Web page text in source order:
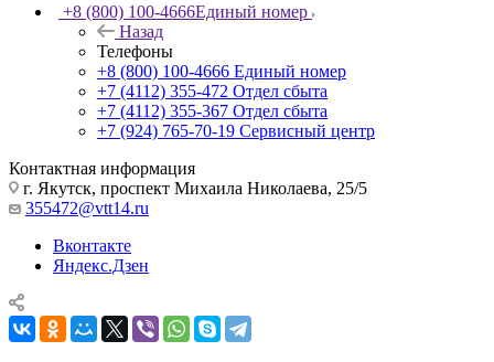
+8 (800) 100-4666Единый номер
Назад
Телефоны
+8 (800) 100-4666 Единый номер
+7 (4112) 355-472 Отдел сбыта
+7 (4112) 355-367 Отдел сбыта
+7 (924) 765-70-19 Сервисный центр
Контактная информация
г. Якутск, проспект Михаила Николаева, 25/5
355472@vtt14.ru
Вконтакте
Яндекс.Дзен